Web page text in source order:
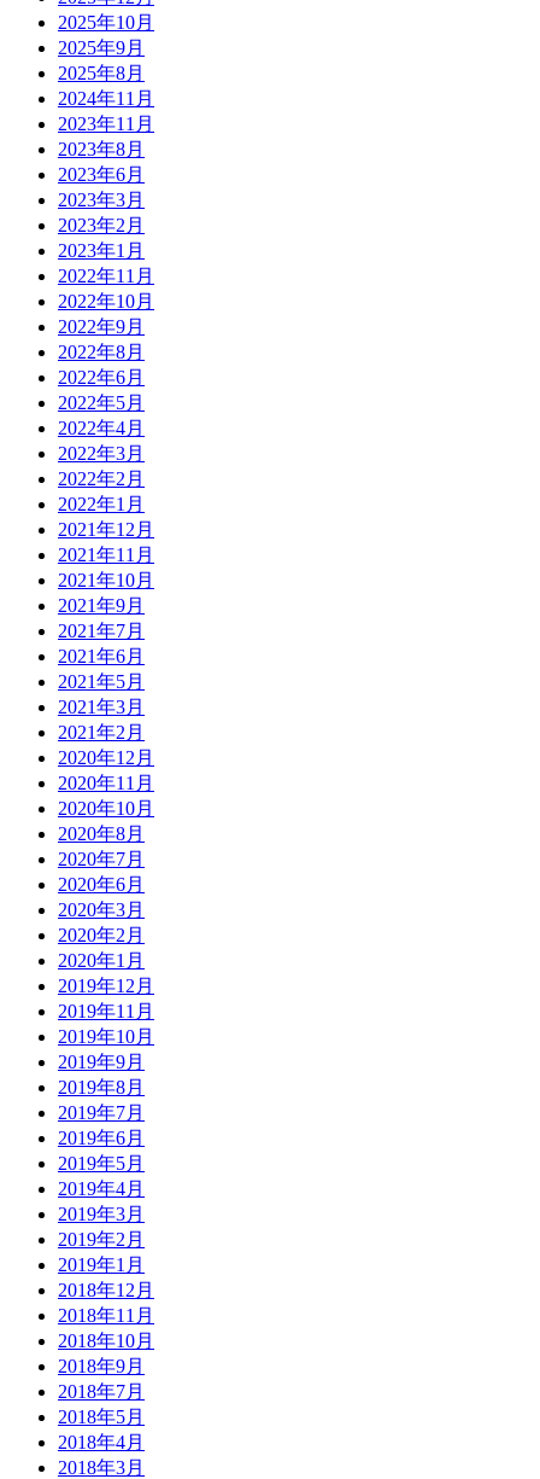
2025年10月
2025年9月
2025年8月
2024年11月
2023年11月
2023年8月
2023年6月
2023年3月
2023年2月
2023年1月
2022年11月
2022年10月
2022年9月
2022年8月
2022年6月
2022年5月
2022年4月
2022年3月
2022年2月
2022年1月
2021年12月
2021年11月
2021年10月
2021年9月
2021年7月
2021年6月
2021年5月
2021年3月
2021年2月
2020年12月
2020年11月
2020年10月
2020年8月
2020年7月
2020年6月
2020年3月
2020年2月
2020年1月
2019年12月
2019年11月
2019年10月
2019年9月
2019年8月
2019年7月
2019年6月
2019年5月
2019年4月
2019年3月
2019年2月
2019年1月
2018年12月
2018年11月
2018年10月
2018年9月
2018年7月
2018年5月
2018年4月
2018年3月